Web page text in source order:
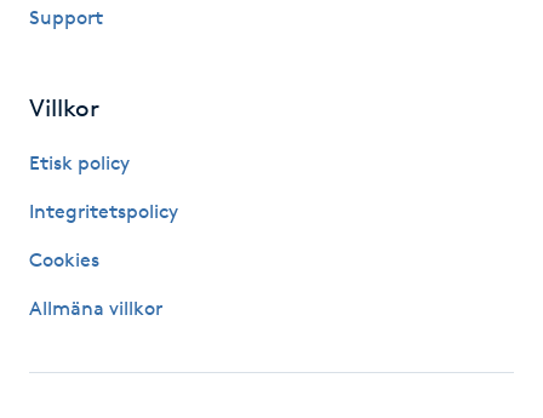
Manikyr & Pedikyr
Massage
Medial vägledning
Meditation
Medium
Support
Villkor
Etisk policy
Integritetspolicy
Cookies
Allmäna villkor